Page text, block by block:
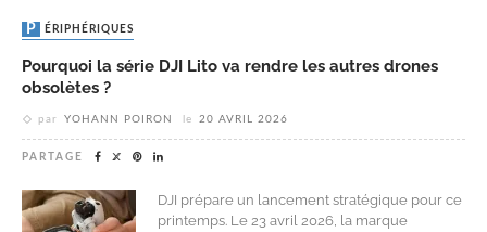
PÉRIPHÉRIQUES
Pourquoi la série DJI Lito va rendre les autres drones
obsolètes ?
par YOHANN POIRON le 20 AVRIL 2026
PARTAGE
DJI prépare un lancement stratégique pour ce
printemps. Le 23 avril 2026, la marque